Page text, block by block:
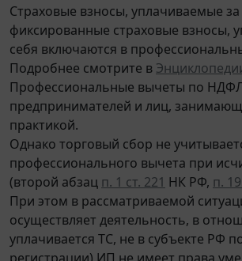
Страховые взносы, уплачиваемые
фиксированные страховые взносы,
себя включаются в
Подробнее смотрите в
Профессиональные вычеты по
предпринимателей и лиц,
практикой.
Однако торговый сбор не
профессионального вычета при
(второй абзац п. 1 ст. 221 НК РФ, п.
При этом в рассматриваемой
осуществляет деятельность, в
уплачивается ТС, не в субъекте РФ